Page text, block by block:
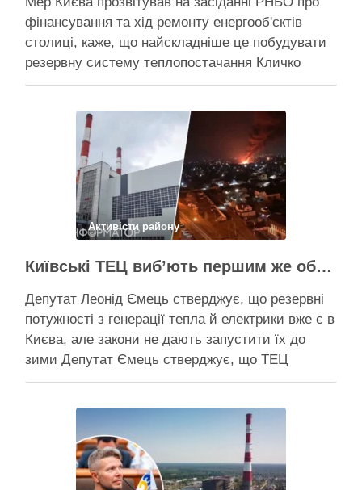
фінансування та хід ремонту енергооб'єктів
столиці, каже, що найскладніше це побудувати
резервну систему теплопостачання Кличко
розповів про виконання Плану стійкості Києва на
пошкоджених енергооб’єктів на 65%, а на
потреби Плану стійкості столиця залучила
понад 10 млрд грн, …
Поділитися у соцмережах:
Активісти району
Київські ТЕЦ виб’ють першим же обстрілом, План стійкості не спрацює – депутат Київради Ємець
Депутат Леонід Ємець стверджує, що резервні
потужності з генерації тепла й електрики вже є в
Києва, але закони не дають запустити їх до
зими Депутат Ємець стверджує, що ТЕЦ
можуть бути знищені першим же ракетним
генерація тепла, але ввести її в експлуатацію
швидко не вийде …
Поділитися у соцмережах: